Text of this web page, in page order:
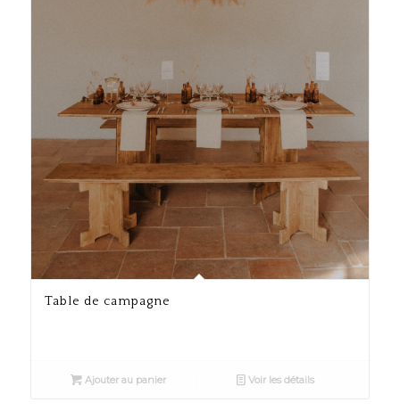
Table de campagne
Ajouter au panier Voir les détails